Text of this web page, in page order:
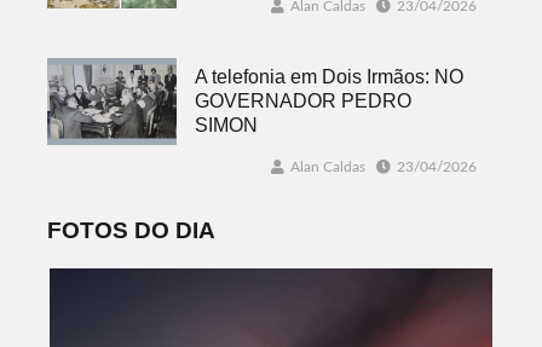
Alan Caldas 23/04/2026
A telefonia em Dois Irmãos: NO
GOVERNADOR PEDRO
SIMON
Alan Caldas 23/04/2026
FOTOS DO DIA